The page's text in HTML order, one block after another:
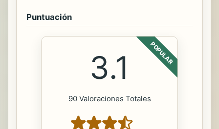
Puntuación
POPULAR
3.1
90 Valoraciones Totales